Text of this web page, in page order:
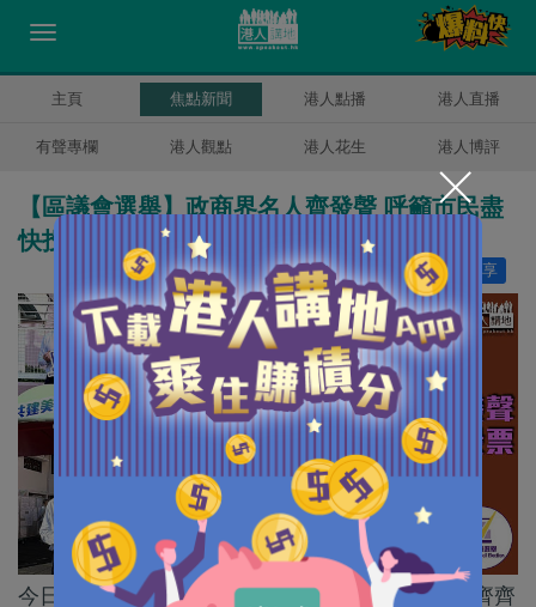
主頁 焦點新聞 港人點播 港人直播
有聲專欄 港人觀點 港人花生 港人博評
【區議會選舉】政商界名人齊發聲 呼籲市民盡
快投票
分享
讚好 1
今日（10日）是區議會選舉投票日，政商界名人齊齊